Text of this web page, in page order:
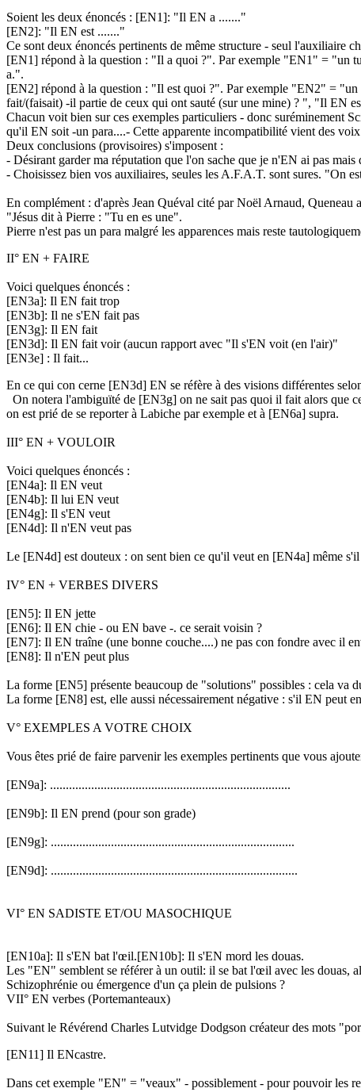
Soient les deux énoncés : [EN1]: "Il EN a ......."
[EN2]: "Il EN est ......."
Ce sont deux énoncés pertinents de même structure - seul l'auxiliaire
[EN1] répond à la question : "Il a quoi ?". Par exemple "EN1" = "un
a.".
[EN2] répond à la question : "Il est quoi ?". Par exemple "EN2" = "un
fait/(faisait) -il partie de ceux qui ont sauté (sur une mine) ? ", "Il EN
Chacun voit bien sur ces exemples particuliers - donc suréminement
qu'il EN soit -un para....- Cette apparente incompatibilité vient des
Deux conclusions (provisoires) s'imposent :
- Désirant garder ma réputation que l'on sache que je n'EN ai pas mais
- Choisissez bien vos auxiliaires, seules les A.F.A.T. sont sures. "On
En complément : d'après Jean Quéval cité par Noël Arnaud,
"Jésus dit à Pierre : "Tu en es une".
Pierre n'est pas un para malgré les apparences mais reste
II° EN + FAIRE
Voici quelques énoncés :
[EN3a]: Il EN fait trop
[EN3b]: Il ne s'EN fait pas
[EN3g]: Il EN fait
[EN3d]: Il EN fait voir (aucun rapport avec "Il s'EN voit (en l'air)"
[EN3e] : Il fait...
En ce qui con cerne [EN3d] EN se réfère à des visions différentes
On notera l'ambiguïté de [EN3g] on ne sait pas quoi il fait alors que
on est prié de se reporter à Labiche par exemple et à [EN6a] supra.
III° EN + VOULOIR
Voici quelques énoncés :
[EN4a]: Il EN veut
[EN4b]: Il lui EN veut
[EN4g]: Il s'EN veut
[EN4d]: Il n'EN veut pas
Le [EN4d] est douteux : on sent bien ce qu'il veut en [EN4a] même
IV° EN + VERBES DIVERS
[EN5]: Il EN jette
[EN6]: Il EN chie - ou EN bave -. ce serait voisin ?
[EN7]: Il EN traîne (une bonne couche....) ne pas con fondre avec il
[EN8]: Il n'EN peut plus
La forme [EN5] présente beaucoup de "solutions" possibles : cela va
La forme [EN8] est, elle aussi nécessairement négative : s'il EN peut
V° EXEMPLES A VOTRE CHOIX
Vous êtes prié de faire parvenir les exemples pertinents que vous
[EN9a]: ............................................................................
[EN9b]: Il EN prend (pour son grade)
[EN9g]: .............................................................................
[EN9d]: ..............................................................................
VI° EN SADISTE ET/OU MASOCHIQUE
[EN10a]: Il s'EN bat l'œil.[EN10b]: Il s'EN mord les douas.
Les "EN" semblent se référer à un outil: il se bat l'œil avec les douas,
Schizophrénie ou émergence d'un ça plein de pulsions ?
VII° EN verbes (Portemanteaux)
Suivant le Révérend Charles Lutvidge Dodgson créateur des mots
[EN11] Il ENcastre.
Dans cet exemple "EN" = "veaux" - possiblement - pour pouvoir les